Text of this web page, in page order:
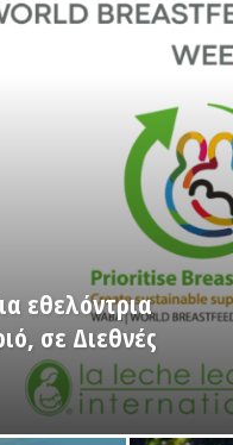
εθελόντρια
σε Διεθνές